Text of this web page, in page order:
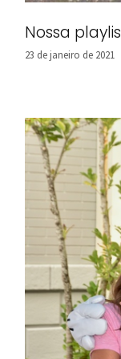
Nossa
23 de janeiro de 2021